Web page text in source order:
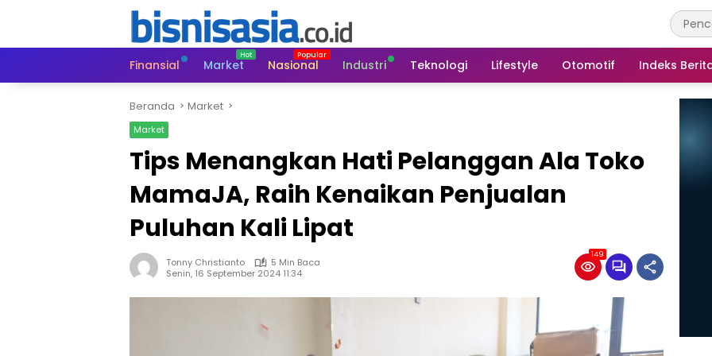
Finansial
Market Nasional Industri Teknologi Lifestyle Otomotif Indeks
Beranda Market
Market
Tips Menangkan Hati Pelanggan Ala Toko
MamaJA, Raih Kenaikan Penjualan
Puluhan Kali Lipat
Tonny Christianto
5 Min Baca
Senin, 16 September 2024 11:34
149